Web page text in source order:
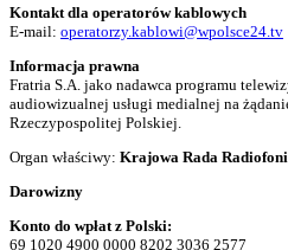
Kontakt dla operatorów kablowych
E-mail: operatorzy.kablowi@wpolsce24.tv
Informacja prawna
Fratria S.A. jako nadawca programu
audiowizualnej usługi medialnej na
Rzeczypospolitej Polskiej.
Organ właściwy: Krajowa Rada
Darowizny
Konto do wpłat z Polski:
69 1020 4900 0000 8202 3036 2577